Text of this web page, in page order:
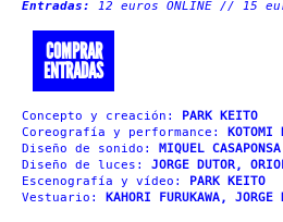
Entradas: 12 euros ONLINE // 15
COMPRAR
ENTRADAS
Concepto y creación: PARK KEITO
Coreografía y performance:
KOTOMI
Diseño de sonido: MIQUEL CASAPONSA
Diseño de luces: JORGE DUTOR,
Escenografía y vídeo: PARK KEITO
Vestuario:
KAHORI FURUKAWA, JORGE